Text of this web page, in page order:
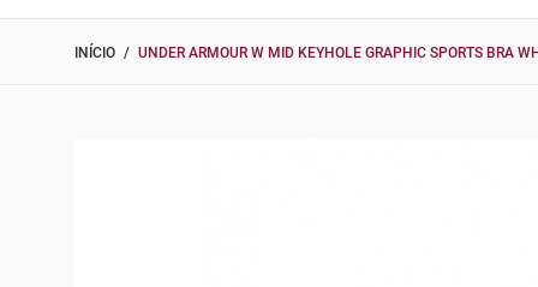
INÍCIO UNDER ARMOUR W MID KEYHOLE GRAPHIC SPORTS BRA